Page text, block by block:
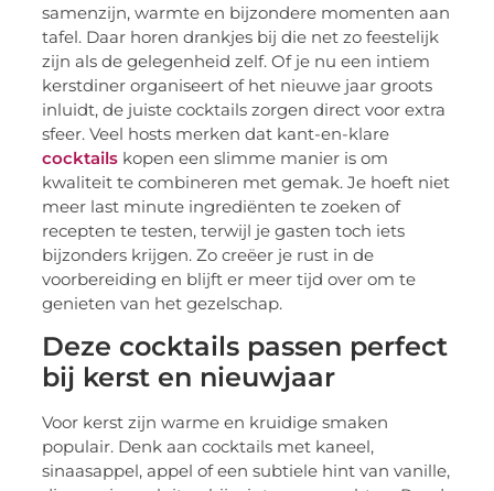
samenzijn, warmte en bijzondere momenten aan
tafel. Daar horen drankjes bij die net zo feestelijk
zijn als de gelegenheid zelf. Of je nu een intiem
kerstdiner organiseert of het nieuwe jaar groots
inluidt, de juiste cocktails zorgen direct voor extra
sfeer. Veel hosts merken dat kant-en-klare
cocktails kopen een slimme manier is om
kwaliteit te combineren met gemak. Je hoeft niet
meer last minute ingrediënten te zoeken of
recepten te testen, terwijl je gasten toch iets
bijzonders krijgen. Zo creëer je rust in de
voorbereiding en blijft er meer tijd over om te
genieten van het gezelschap.
Deze cocktails passen perfect
bij kerst en nieuwjaar
Voor kerst zijn warme en kruidige smaken
populair. Denk aan cocktails met kaneel,
sinaasappel, appel of een subtiele hint van vanille,